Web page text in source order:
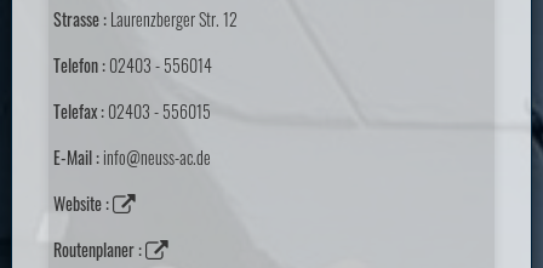
Strasse :Laurenzberger Str. 12
Telefon :02403 - 556014
Telefax :02403 - 556015
E-Mail :info@neuss-ac.de
Website :
Routenplaner :